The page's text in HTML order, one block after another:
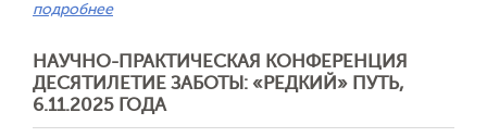
подробнее
НАУЧНО-ПРАКТИЧЕСКАЯ КОНФЕРЕНЦИЯ
ДЕСЯТИЛЕТИЕ ЗАБОТЫ: «РЕДКИЙ» ПУТЬ,
6.11.2025 ГОДА